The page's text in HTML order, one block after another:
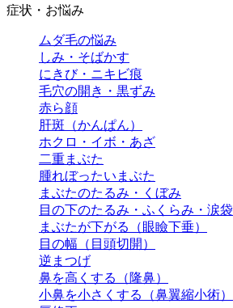
症状・お悩み
ムダ毛の悩み
しみ・そばかす
にきび・ニキビ痕
毛穴の開き・黒ずみ
赤ら顔
肝斑（かんぱん）
ホクロ・イボ・あざ
二重まぶた
腫れぼったいまぶた
まぶたのたるみ・くぼみ
目の下のたるみ・ふくらみ・涙袋
まぶたが下がる（眼瞼下垂）
目の幅（目頭切開）
逆まつげ
鼻を高くする（隆鼻）
小鼻を小さくする（鼻翼縮小術）